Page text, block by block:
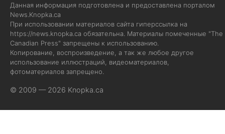
Данная информация подготовлена и предоставлена порталом
News.Knopka.ca
При использовании материалов сайта гиперссылка на
https://news.knopka.ca обязательна. Материалы помеченные "The
Canadian Press" запрещены к использованию.
Копирование, воспроизведение, а так же любое другое
использование иллюстраций, видеоматериалов,
фотоматериалов запрещено.
© 2009 — 2026 Knopka.ca